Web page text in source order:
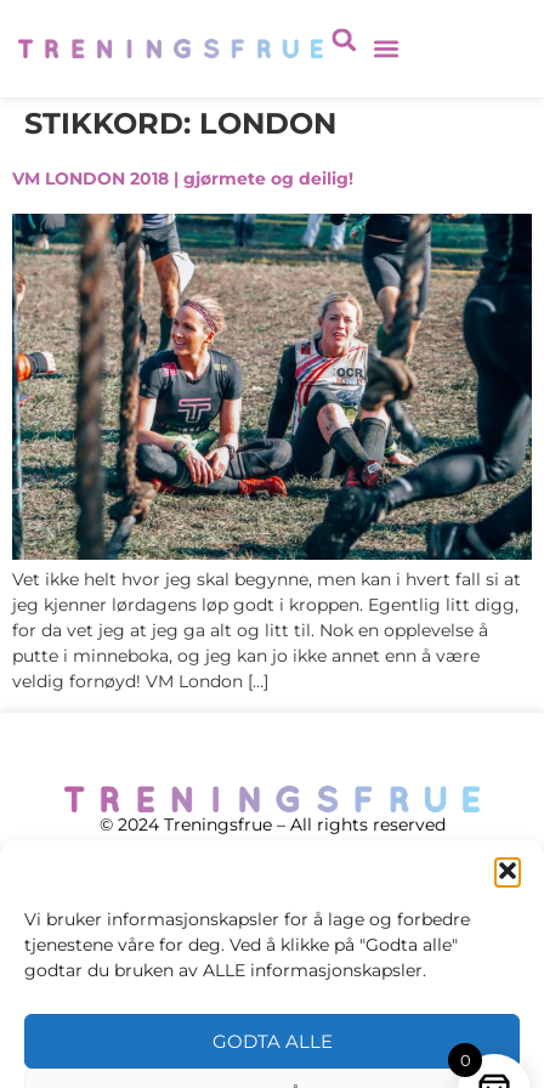
Vi bruker informasjonskapsler for å lage og forbedre
tjenestene våre for deg. Ved å klikke på "Godta alle"
godtar du bruken av ALLE informasjonskapsler.
GODTA ALLE
STIKKORD: LONDON
VM LONDON 2018 | gjørmete og deilig!
Vet ikke helt hvor jeg skal begynne, men kan i hvert fall si at
jeg kjenner lørdagens løp godt i kroppen. Egentlig litt digg,
for da vet jeg at jeg ga alt og litt til. Nok en opplevelse å
putte i minneboka, og jeg kan jo ikke annet enn å være
veldig fornøyd! VM London […]
© 2024 Treningsfrue – All rights reserved
Cookie policy
Personvernsvilkår
0